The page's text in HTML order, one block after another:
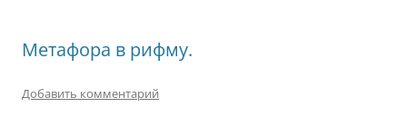
Метафора в рифму.
Добавить комментарий